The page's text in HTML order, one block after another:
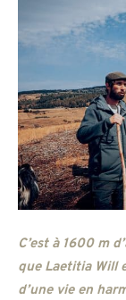
C’est à 1600 m
que Laetitia Will
d’une vie en